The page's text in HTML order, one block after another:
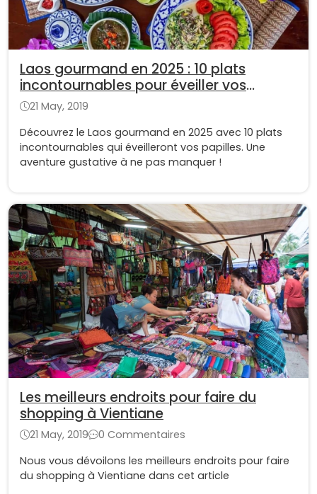
Laos gourmand en 2025 : 10 plats
incontournables pour éveiller vos
papilles !
21 May, 2019
Découvrez le Laos gourmand en 2025 avec 10 plats
incontournables qui éveilleront vos papilles. Une
aventure gustative à ne pas manquer !
Les meilleurs endroits pour faire du
shopping à Vientiane
21 May, 2019
0 Commentaires
Nous vous dévoilons les meilleurs endroits pour faire
du shopping à Vientiane dans cet article